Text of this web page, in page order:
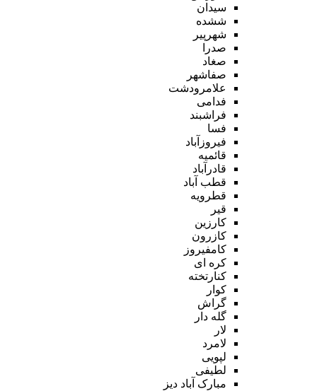
سیدان
ششده
شهرپیر
صدرا
صغاد
صفاشهر
علامرودشت
فدامی
فراشبند
فسا
فیروزآباد
قائمیه
قادرآباد
قطب آباد
قطرویه
قیر
کارزین
کازرون
کامفیروز
کره ای
کنارتخته
کوار
گراش
گله دار
لار
لامرد
لپویی
لطیفی
مبارک آباد دیز